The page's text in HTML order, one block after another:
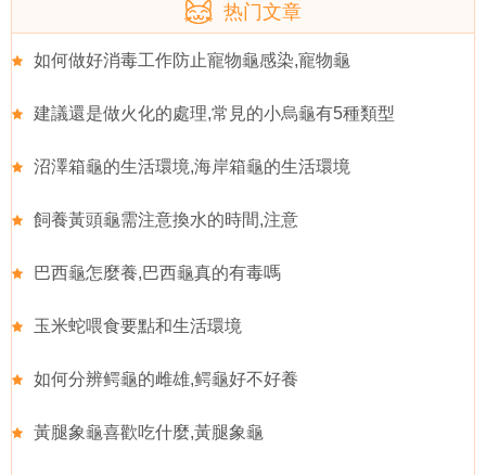
热门文章
如何做好消毒工作防止寵物龜感染,寵物龜
建議還是做火化的處理,常見的小烏龜有5種類型
沼澤箱龜的生活環境,海岸箱龜的生活環境
飼養黃頭龜需注意換水的時間,注意
巴西龜怎麼養,巴西龜真的有毒嗎
玉米蛇喂食要點和生活環境
如何分辨鳄龜的雌雄,鳄龜好不好養
黃腿象龜喜歡吃什麼,黃腿象龜